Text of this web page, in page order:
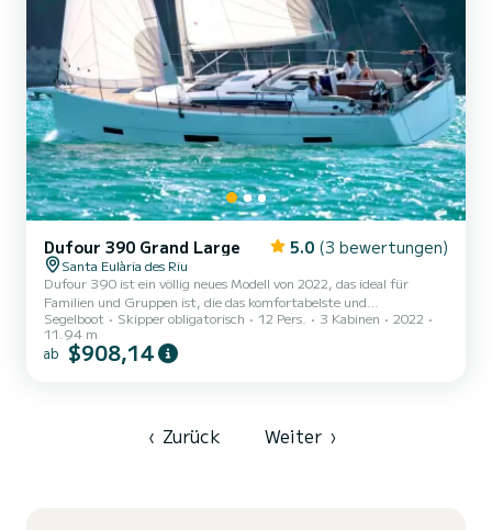
Dufour 390 Grand Large 5.0 (3 bewertungen)
Santa Eulària des Riu
Dufour 390 ist ein völlig neues Modell von 2022, das ideal für
Familien und Gruppen ist, die das komfortabelste und
aufregendste Segelboot der Insel suchen, ohne jedoch Kompromisse
bei den Segelleistungen eingehen zu müssen. Dufour-Segelboote
sind eine Kombination aus Komfort, Schönheit und erstaunlicher
ausgestattet, der eine Rei...
Segelboot Skipper obligatorisch 12 Pers. 3 Kabinen
2022
11.94 m
ab $908,14
‹ Zurück Weiter ›